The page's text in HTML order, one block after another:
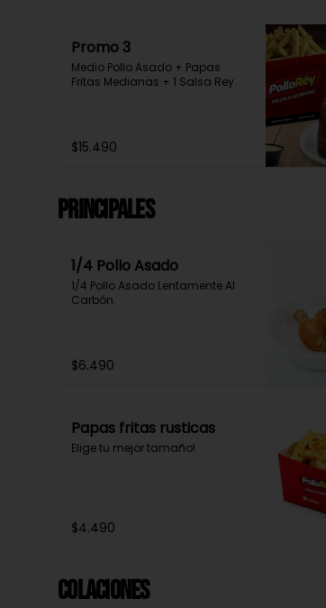
Promo 3
Medio Pollo Asado + Papas
Fritas Medianas + 1 Salsa Rey.
$15.490
Principales
1/4 Pollo Asado
1/4 Pollo Asado Lentamente Al
Carbón.
$6.490
Papas fritas rusticas
Elige tu mejor tamaño!
$4.490
Colaciones